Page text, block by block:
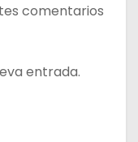
comentarios
entrada.